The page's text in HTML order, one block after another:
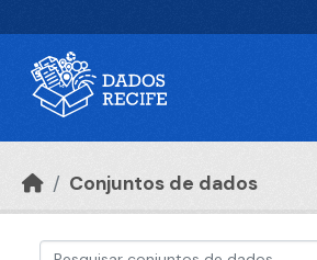
Conjuntos de dados